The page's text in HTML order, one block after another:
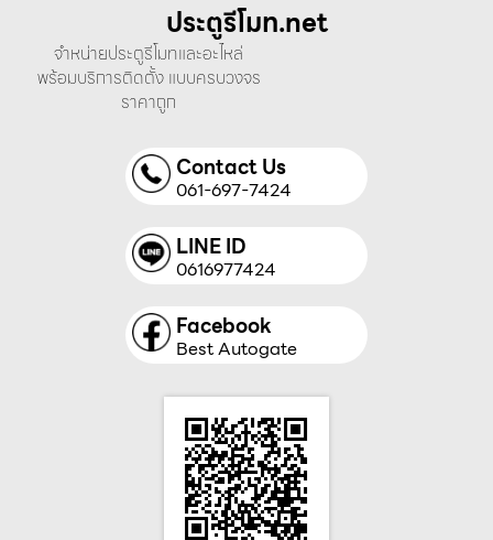
ประตูรีโมท.net
จำหน่ายประตูรีโมทและอะไหล่
พร้อมบริการติดตั้ง แบบครบวงจร
ราคาถูก
Contact Us
061-697-7424
LINE ID
0616977424
Facebook
Best Autogate